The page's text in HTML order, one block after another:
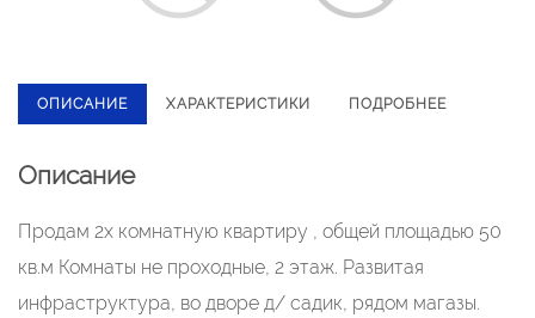
ОПИСАНИЕ ХАРАКТЕРИСТИКИ ПОДРОБНЕЕ
Описание
Продам 2х комнатную квартиру , общей площадью 50
кв.м Комнаты не проходные, 2 этаж. Развитая
инфраструктура, во дворе д/ садик, рядом магазы.